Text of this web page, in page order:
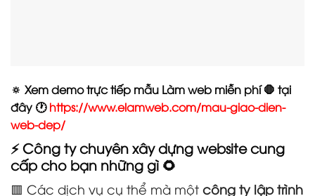
🔅 Xem demo trực tiếp mẫu Làm web miễn phí 🛑 tại
đây 🕐https://www.elamweb.com/mau-giao-dien-
web-dep/
⚡ Công ty chuyên xây dựng website cung
cấp cho bạn những gì 🌻
🟥 Các dịch vụ cụ thể mà một công ty lập trình